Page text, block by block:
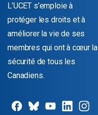
L’UCET s’emploie à
protéger les droits et à
améliorer la vie de ses
membres qui ont à cœur la
sécurité de tous les
Canadiens.